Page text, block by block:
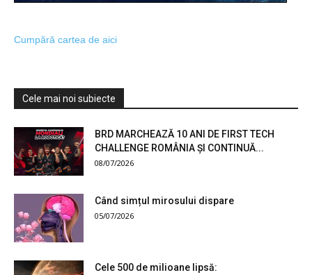
Cumpără cartea de aici
Cele mai noi subiecte
BRD MARCHEAZĂ 10 ANI DE FIRST TECH
CHALLENGE ROMÂNIA ȘI CONTINUĂ...
08/07/2026
Când simțul mirosului dispare
05/07/2026
Cele 500 de milioane lipsă: